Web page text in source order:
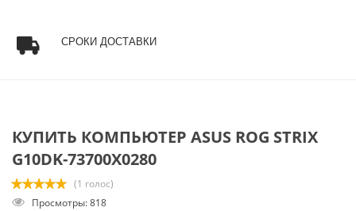
СРОКИ ДОСТАВКИ
КУПИТЬ КОМПЬЮТЕР ASUS ROG STRIX
G10DK-73700X0280
(1 голос)
Просмотры: 818